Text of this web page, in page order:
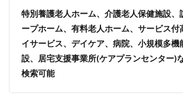
特別養護老人ホーム、介護老人保健施設、
ープホーム、有料老人ホーム、サービス付
イサービス、デイケア、病院、小規模多機
設、居宅支援事業所(ケアプランセンター)
検索可能